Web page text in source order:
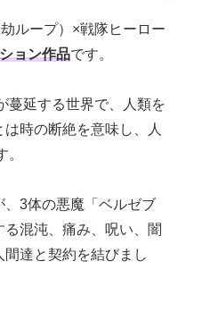
ループ）×戦隊ヒーロー
ョン作品です。
蔓延する世界で、人類を
時の断絶を意味し、人
3体の悪魔「ベルゼブ
混沌、痛み、呪い、闇
達と契約を結びまし